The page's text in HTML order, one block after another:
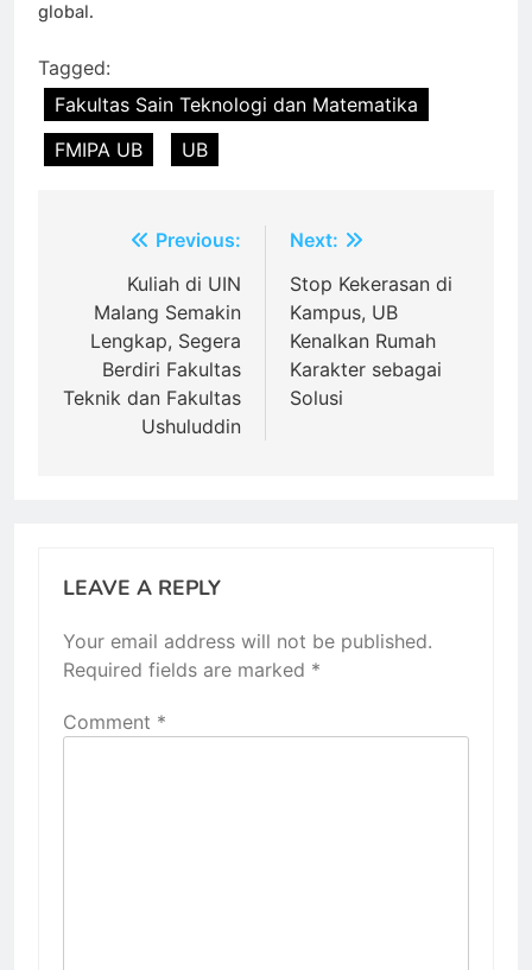
global.
Tagged:
Fakultas Sain Teknologi dan Matematika
FMIPA UB
UB
navigation
Previous:
Kuliah di UIN
Malang Semakin
Lengkap, Segera
Berdiri Fakultas
Teknik dan Fakultas
Ushuluddin
Next:
Stop Kekerasan di
Kampus, UB
Kenalkan Rumah
Karakter sebagai
Solusi
LEAVE A REPLY
Your email address will not be published.
Required fields are marked *
Comment *